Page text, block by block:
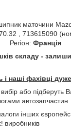
маточини
, 713615090
Франція
складу -
і наші фахівці
або підберуть
автозапчастин
інших
виробників